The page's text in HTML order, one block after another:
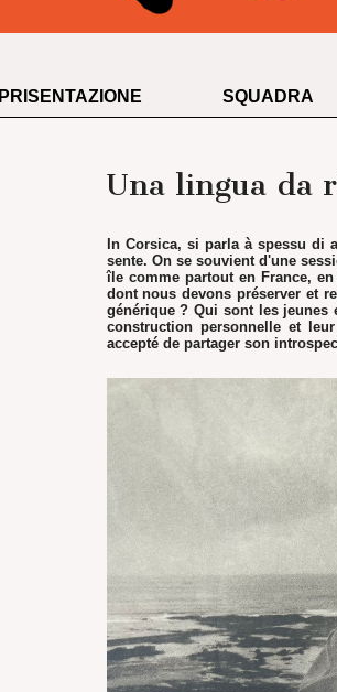
PRISENTAZIONE SQUADRA
Una lingua da
In Corsica, si parla à spessu di
sente. On se souvient d'une
île comme partout en France,
dont nous devons préserver et
générique ? Qui sont les
construction personnelle et
accepté de partager son